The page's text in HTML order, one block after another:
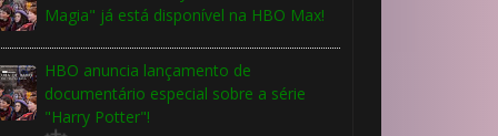
Magia" já está disponível na HBO Max!
HBO anuncia lançamento de
documentário especial sobre a série
"Harry Potter"!